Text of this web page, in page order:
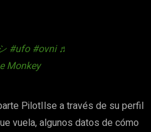
#ufo #ovni ♬
Monkey
PilotIlse a través de su perfil
vuela, algunos datos de cómo